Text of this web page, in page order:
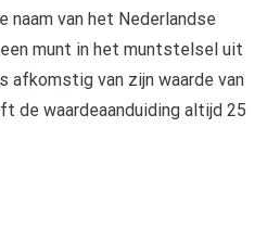
naam van het Nederlandse
munt in het muntstelsel uit
afkomstig van zijn waarde van
de waardeaanduiding altijd 25